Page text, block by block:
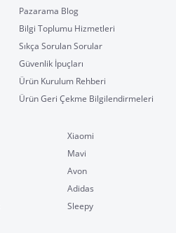
Pazarama Blog
Bilgi Toplumu Hizmetleri
Sıkça Sorulan Sorular
Güvenlik İpuçları
Ürün Kurulum Rehberi
Ürün Geri Çekme Bilgilendirmeleri
Xiaomi
Mavi
Avon
Adidas
Sleepy